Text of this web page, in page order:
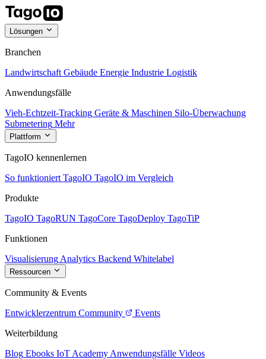
Lösungen
Branchen
Landwirtschaft Gebäude Energie Industrie Logistik
Anwendungsfälle
Vieh-Echtzeit-Tracking Geräte & Maschinen Silo-Überwachung
Submetering Mehr
Plattform
TagoIO kennenlernen
So funktioniert TagoIO TagoIO im Vergleich
Produkte
TagoIO TagoRUN TagoCore TagoDeploy TagoTiP
Funktionen
Visualisierung Analytics Backend Whitelabel
Ressourcen
Community & Events
Entwicklerzentrum Community
Events
Weiterbildung
Blog Ebooks IoT Academy Anwendungsfälle Videos